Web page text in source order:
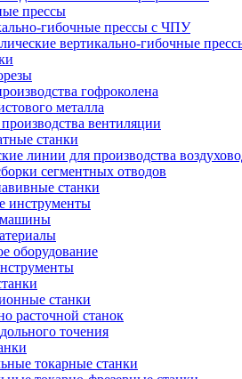
прессы
гибочные прессы с ЧПУ
вертикально-гибочные
гофроколена
металла
вентиляции
станки
линии для производства
сегментных отводов
станки
инструменты
машины
оборудование
станки
расточной станок
точения
токарные станки